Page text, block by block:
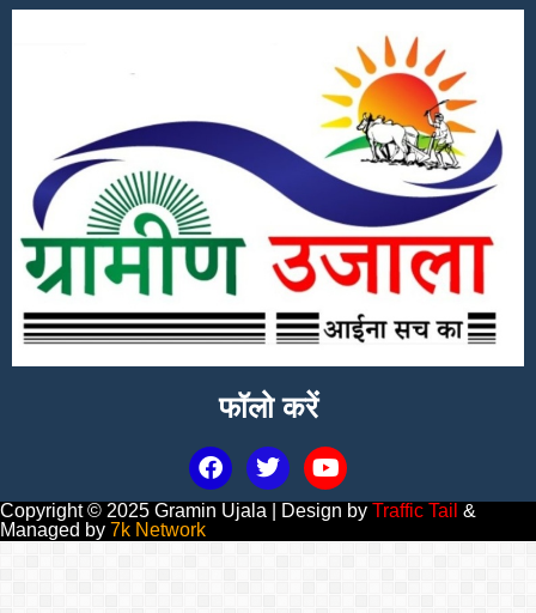
फॉलो करें
Copyright © 2025 Gramin Ujala | Design by Traffic Tail &
Managed by 7k Network